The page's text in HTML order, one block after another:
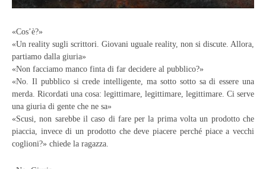
«Cos’è?»
«Un reality sugli scrittori. Giovani uguale reality, non si discute. Allora,
partiamo dalla giuria»
«Non facciamo manco finta di far decidere al pubblico?»
«No. Il pubblico si crede intelligente, ma sotto sotto sa di essere una
merda. Ricordati una cosa: legittimare, legittimare, legittimare. Ci serve
una giuria di gente che ne sa»
«Scusi, non sarebbe il caso di fare per la prima volta un prodotto che
piaccia, invece di un prodotto che deve piacere perché piace a vecchi
coglioni?» chiede la ragazza.